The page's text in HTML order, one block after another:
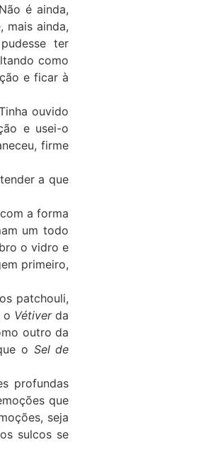
é ainda,
mais ainda,
ter
como
e ficar à
ouvido
e usei-o
firme
a que
a forma
um todo
o vidro e
primeiro,
patchouli,
o Vétiverda
outro da
o Sel de
profundas
que
seja
sulcos se